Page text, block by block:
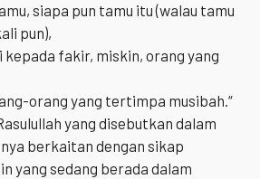
siapa pun tamu itu (walau tamu
pun),
kepada fakir, miskin, orang yang
orang yang tertimpa musibah.“
yang disebutkan dalam
berkaitan dengan sikap
yang sedang berada dalam